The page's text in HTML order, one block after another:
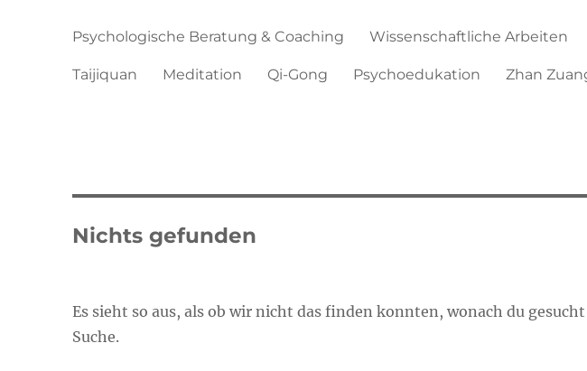
Psychologische Beratung & Coaching Wissenschaftliche Arbeiten
Taijiquan Meditation Qi-Gong Psychoedukation Zhan
Nichts gefunden
Es sieht so aus, als ob wir nicht das finden konnten, wonach du
Suche.